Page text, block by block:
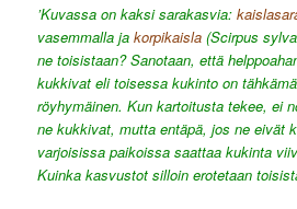
’Kuvassa on kaksi sarakasvia:
vasemmalla jakorpikaisla (Scirpus
ne toisistaan? Sanotaan, että
kukkivat eli toisessa kukinto on
röyhymäinen. Kun kartoitusta tekee, ei
ne kukkivat, mutta entäpä, jos ne eivät
varjoisissa paikoissa saattaa kukinta
Kuinka kasvustot silloin erotetaan